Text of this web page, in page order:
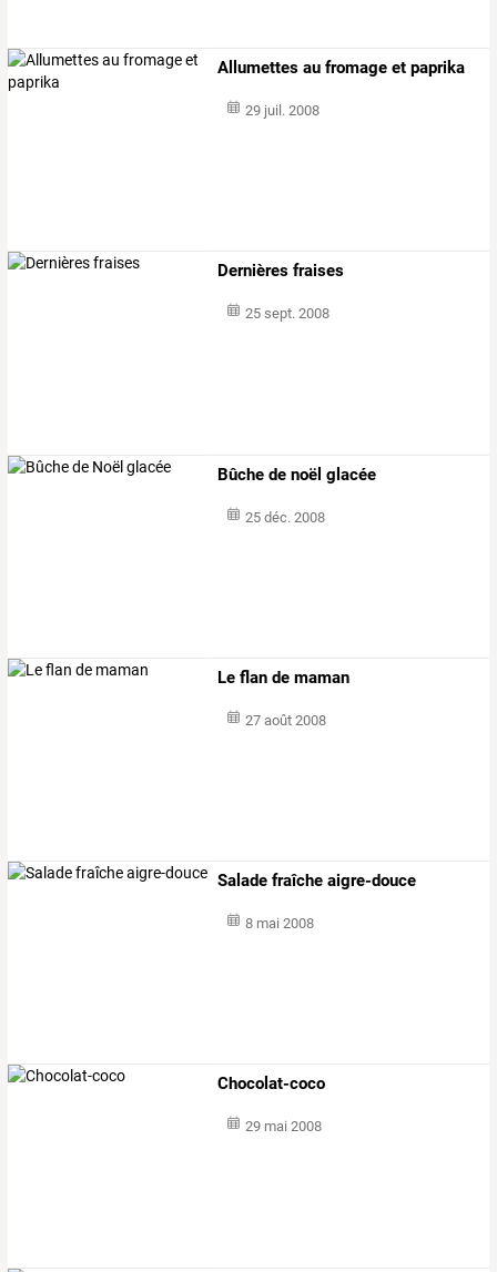
Allumettes au fromage et paprika
29 juil. 2008
Dernières fraises
25 sept. 2008
Bûche de noël glacée
25 déc. 2008
Le flan de maman
27 août 2008
Salade fraîche aigre-douce
8 mai 2008
Chocolat-coco
29 mai 2008